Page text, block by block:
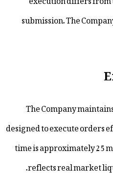
The
designed to
time is
reflects